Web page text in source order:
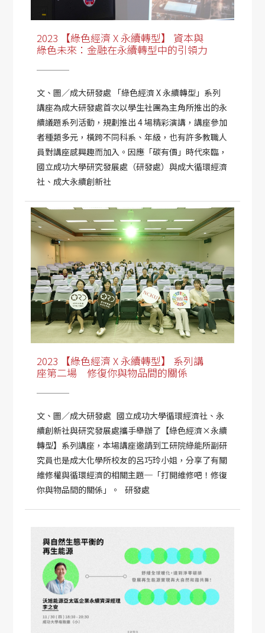
2023 【綠色經濟 X 永續轉型】 資本與
綠色未來：金融在永續轉型中的引領力
文、圖／成大研發處 「綠色經濟 X 永續轉型」系列
講座為成大研發處首次以學生社團為主角所推出的永
續議題系列活動，規劃推出 4 場精彩演講，講座參加
者種類多元，橫跨不同科系、年級，也有許多教職人
員對講座感興趣而加入。因應「碳有價」時代來臨，
國立成功大學研究發展處（研發處）與成大循環經濟
社、成大永續創新社
2023 【綠色經濟 X 永續轉型】 系列講
座第二場 修復你與物品間的關係
文、圖／成大研發處 國立成功大學循環經濟社、永
續創新社與研究發展處攜手舉辦了【綠色經濟×永續
轉型】系列講座，本場講座邀請到工研院綠能所副研
究員也是成大化學所校友的呂巧玲小姐，分享了有關
維修權與循環經濟的相關主題─「打開維修吧！修復
你與物品間的關係」。 研發處